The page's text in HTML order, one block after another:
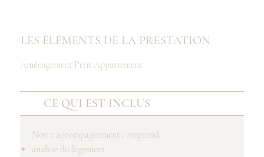
Aménagement Petit Appartement
LES ÉLÉMENTS DE LA PRESTATION
CE QUI EST INCLUS
Notre accompagnement comprend :
analyse du logement